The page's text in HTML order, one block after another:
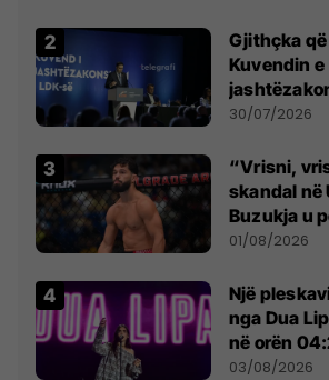
Gjithçka
Kuvendin e
së
30/07/2026
“Vrisni,
skandal në
Buzukja u
anti-
01/08/2026
Një
nga Dua
në orën
- dhe bota
03/08/2026